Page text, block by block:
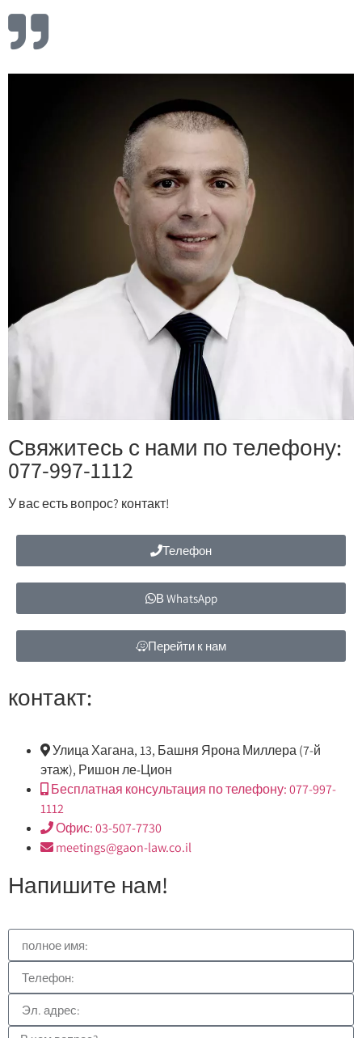
Свяжитесь с нами по телефону:
077-997-1112
У вас есть вопрос? контакт!
Телефон
В WhatsApp
Перейти к нам
контакт:
Улица Хагана, 13, Башня Ярона Миллера (7-й
этаж), Ришон ле-Цион
Бесплатная консультация по телефону: 077-997-
1112
Офис: 03-507-7730
meetings@gaon-law.co.il
Напишите нам!